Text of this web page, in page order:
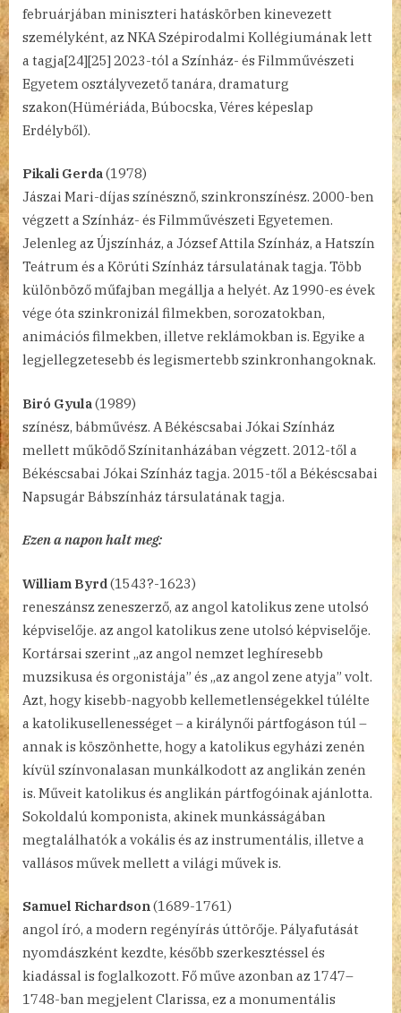
februárjában miniszteri hatáskörben kinevezett
személyként, az NKA Szépirodalmi Kollégiumának lett
a tagja[24][25] 2023-tól a Színház- és Filmművészeti
Egyetem osztályvezető tanára, dramaturg
szakon(Hümériáda, Búbocska, Véres képeslap
Erdélyből).
Pikali Gerda(1978)
Jászai Mari-díjas színésznő, szinkronszínész. 2000-ben
végzett a Színház- és Filmművészeti Egyetemen.
Jelenleg az Újszínház, a József Attila Színház, a Hatszín
Teátrum és a Körúti Színház társulatának tagja. Több
különböző műfajban megállja a helyét. Az 1990-es évek
vége óta szinkronizál filmekben, sorozatokban,
animációs filmekben, illetve reklámokban is. Egyike a
legjellegzetesebb és legismertebb szinkronhangoknak.
Biró Gyula(1989)
színész, bábművész. A Békéscsabai Jókai Színház
mellett működő Színitanházában végzett. 2012-től a
Békéscsabai Jókai Színház tagja. 2015-től a Békéscsabai
Napsugár Bábszínház társulatának tagja.
Ezen a napon halt meg:
William Byrd(1543?-1623)
reneszánsz zeneszerző, az angol katolikus zene utolsó
képviselője. az angol katolikus zene utolsó képviselője.
Kortársai szerint „az angol nemzet leghíresebb
muzsikusa és orgonistája” és „az angol zene atyja” volt.
Azt, hogy kisebb-nagyobb kellemetlenségekkel túlélte
a katolikusellenességet – a királynői pártfogáson túl –
annak is köszönhette, hogy a katolikus egyházi zenén
kívül színvonalasan munkálkodott az anglikán zenén
is. Műveit katolikus és anglikán pártfogóinak ajánlotta.
Sokoldalú komponista, akinek munkásságában
megtalálhatók a vokális és az instrumentális, illetve a
vallásos művek mellett a világi művek is.
Samuel Richardson(1689-1761)
angol író, a modern regényírás úttörője. Pályafutását
nyomdászként kezdte, később szerkesztéssel és
kiadással is foglalkozott. Fő műve azonban az 1747–
1748-ban megjelent Clarissa, ez a monumentális